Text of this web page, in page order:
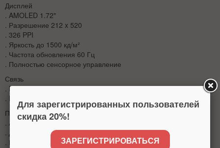
Дисплей
. AMOLED 1.72"
. Разрешение 212 x 520
. 326 PPI
. Яркость до 1500 кд/м²
. Частота обновления 60 Гц
. Полностью сенсорное управление
Связь
. Bluetooth 5.4
. NFC отсутствует
Питание
. Аккумулятор 233 мА·ч
. До 21 дня работы
. Полная зарядка за 1 час
Для зарегистрированных пользователей
скидка 20%!
ЗАРЕГИСТРИРОВАТЬСЯ